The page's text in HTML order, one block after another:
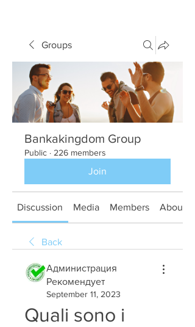
Groups
Bankakingdom Group
Public · 226 members
Join
Discussion Media Members About
Back
Администрация
Рекомендует
September 11, 2023
Quali sono i